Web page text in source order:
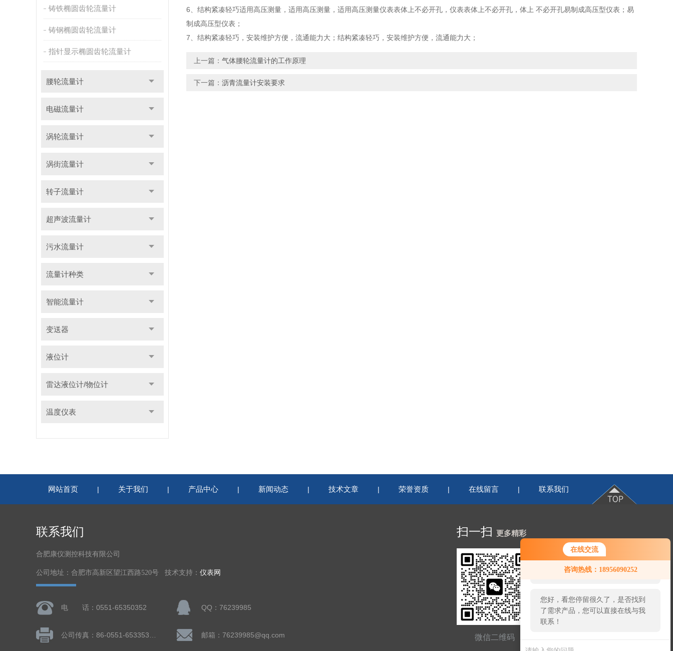
在线交流
咨询热线：18956090252
您好！欢迎前来咨询，很高兴为您
服务，请问您要咨询什么问题呢？
您好，看您停留很久了，是否找到
了需求产品，您可以直接在线与我
联系！
铸铁椭圆齿轮流量计
铸钢椭圆齿轮流量计
指针显示椭圆齿轮流量计
腰轮流量计
电磁流量计
涡轮流量计
涡街流量计
转子流量计
超声波流量计
污水流量计
流量计种类
智能流量计
变送器
液位计
雷达液位计/物位计
温度仪表
6、结构紧凑轻巧适用高压测量，适用高压测量，适用高压测量仪表表体上不必开孔，仪表表体上不必开孔，体上 不必开孔易制成高压型仪表；易
制成高压型仪表；
7、结构紧凑轻巧，安装维护方便，流通能力大；结构紧凑轻巧，安装维护方便，流通能力大；
上一篇： 气体腰轮流量计的工作原理
下一篇： 沥青流量计安装要求
网站首页 | 关于我们 | 产品中心 | 新闻动态 | 技术文章 | 荣誉资质 | 在线留言 | 联系我们
联系我们
合肥康仪测控科技有限公司
公司地址：合肥市高新区望江西路520号 技术支持： 仪表网
电 话：0551-65350352 QQ：76239985
邮箱：76239985@qq.com
扫一扫 更多精彩
微信二维码